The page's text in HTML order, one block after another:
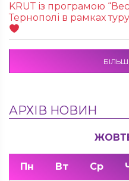
KRUТ із програмою
Тернополі в рамках
АРХІВ НОВИН
Пн Вт Ср